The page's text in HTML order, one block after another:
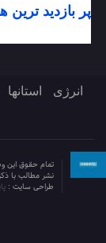
پر بازدید ترین
انرژی استانها
تمام حقوق این
نشر مطالب با
طراحی سایت :